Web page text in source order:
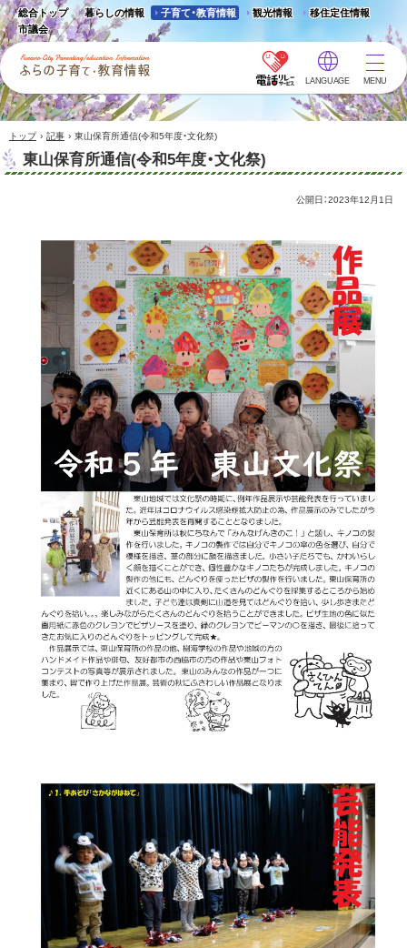
総合トップ 暮らしの情報 子育て・教育情報 観光情報
移住定住情報
市議会
ふらの子育て・教育情報 -
Furano City
Parenting/Education
Information
LANGUAGE MENU
トップ › 記事 › 東山保育所通信(令和5年度・文化祭)
東山保育所通信(令和5年度・文化祭)
公開日：2023年12月1日